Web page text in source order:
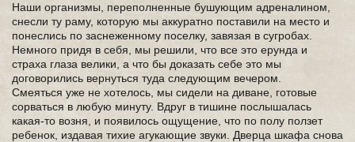
Наши организмы, переполненные бушующим адреналином,
снесли ту раму, которую мы аккуратно поставили на место и
понеслись по заснеженному поселку, завязая в сугробах.
Немного придя в себя, мы решили, что все это ерунда и
страха глаза велики, а что бы доказать себе это мы
договорились вернуться туда следующим вечером.
Смеяться уже не хотелось, мы сидели на диване, готовые
сорваться в любую минуту. Вдруг в тишине послышалась
какая-то возня, и появилось ощущение, что по полу ползет
ребенок, издавая тихие агукающие звуки. Дверца шкафа снова